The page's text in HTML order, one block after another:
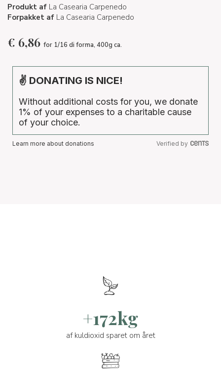
Produkt af La Casearia Carpenedo
Forpakket af La Casearia Carpenedo
€ 6,86 for 1/16 di forma, 400g ca.
✌ DONATING IS NICE!
Without additional costs for you, we donate
1% of your expenses to a charitable cause
of your choice.
Learn more about donations Verified by
+172kg
af kuldioxid sparet om året